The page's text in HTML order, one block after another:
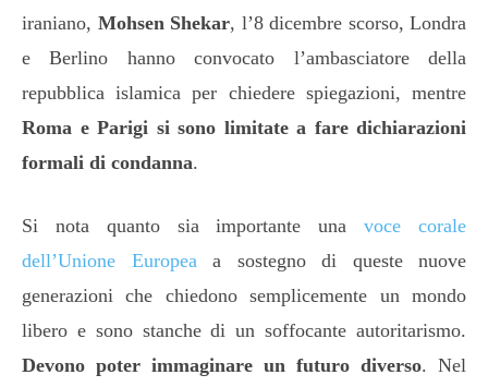
iraniano, Mohsen Shekar, l’8 dicembre scorso, Londra
e Berlino hanno convocato l’ambasciatore della
repubblica islamica per chiedere spiegazioni, mentre
Roma e Parigi si sono limitate a fare dichiarazioni
formali di condanna.
Si nota quanto sia importante unavoce corale
dell’Unione Europea a sostegno di queste nuove
generazioni che chiedono semplicemente un mondo
libero e sono stanche di un soffocante autoritarismo.
Devono poter immaginare un futuro diverso. Nel